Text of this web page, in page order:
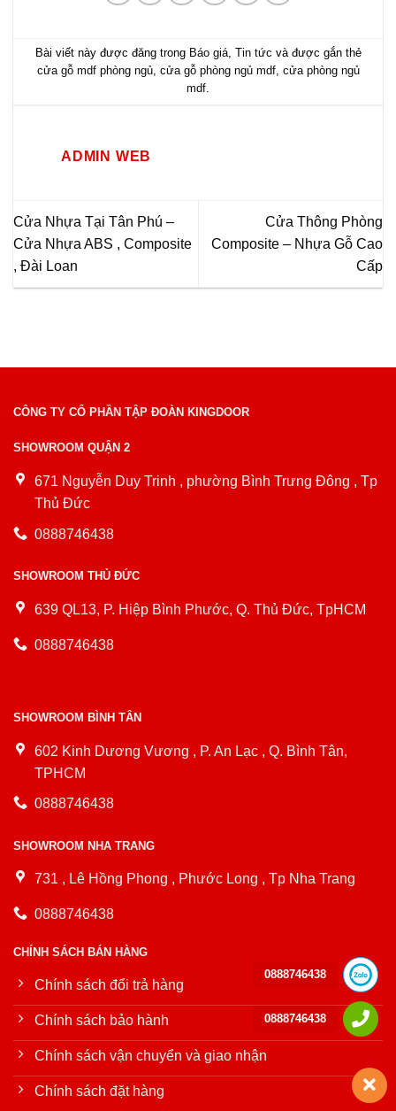
Bài viết này được đăng trong Báo giá, Tin tức và được gắn thẻ
cửa gỗ mdf phòng ngủ, cửa gỗ phòng ngủ mdf, cửa phòng ngủ
mdf.
ADMIN WEB
Cửa Nhựa Tại Tân Phú –
Cửa Nhựa ABS , Composite
, Đài Loan
Cửa Thông Phòng
Composite – Nhựa Gỗ Cao
Cấp
CÔNG TY CỔ PHẦN TẬP ĐOÀN KINGDOOR
SHOWROOM QUẬN 2
671 Nguyễn Duy Trinh , phường Bình Trưng Đông , Tp
Thủ Đức
0888746438
SHOWROOM THỦ ĐỨC
639 QL13, P. Hiệp Bình Phước, Q. Thủ Đức, TpHCM
0888746438
SHOWROOM BÌNH TÂN
602 Kinh Dương Vương , P. An Lạc , Q. Bình Tân,
TPHCM
0888746438
SHOWROOM NHA TRANG
731 , Lê Hồng Phong , Phước Long , Tp Nha Trang
0888746438
CHÍNH SÁCH BÁN HÀNG
Chính sách đổi trả hàng
Chính sách bảo hành
Chính sách vận chuyển và giao nhận
Chính sách đặt hàng
0888746438
0888746438